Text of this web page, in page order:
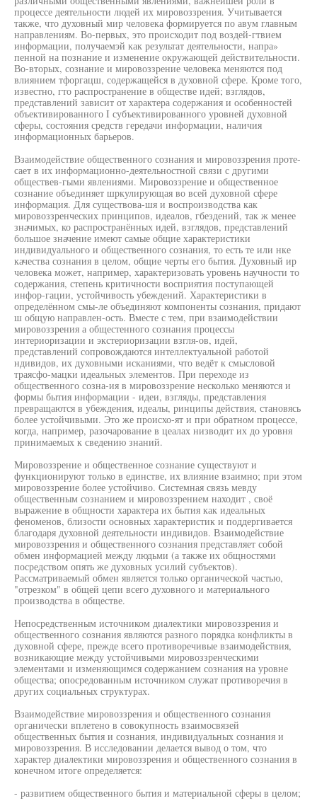
процессе деятельности людей их мировоззрения. Учитывается
также, что духовный мир человека формируется по авум главным
направлениям. Во-первых, это происходит под воздей-гтвием
информации, получаемэй как результат деятельности, напра»
пенной на познание и изменение окружающей действительности.
Во-вторых, сознание и мировоззрение человека меняются под
влиянием тфоргацш, содержащейся в духовной сфере. Кроме того,
известно, гто распространение в обществе идей; взглядов,
представлений зависит от характера содержания и особенностей
объективированного I субъективированного уровней духовной
сферы, состояния средств гередачи информации, наличия
информационных барьеров.
Взаимодействие общественного сознания и мировоззрения проте-
сает в их информационно-деятельностной связи с другими
обществев-гыми явлениями. Мировоззрение и общественное
сознание объединяет шркулирующая во всей духовной сфере
информация. Для существова-шя и воспроизводства как
мировоззренческих принципов, идеалов, гбездений, так ж менее
значимых, ко распространённых идей, взглядов, представлений
большое значение имеют самые общие характеристики
индивидуального и общественного сознания, то есть те или нке
качества сознания в целом, общие черты его бытия. Духовный ир
человека может, например, характеризовать уровень научности то
содержания, степень критичности восприятия поступающей
инфор-гации, устойчивость убеждений. Характеристики в
определённом смы-ле объединяют компоненты сознания, придают
ш общую направлен-ость. Вместе с тем, при взаимодействии
мировоззрения а общестенного сознания процессы
интериоризации и экстериоризации взгля-ов, идей,
представлений сопровождаются интеллектуальной работой
ндивидов, их духовными исканиями, что ведёт к смысловой
траясфо-мацки идеальных элементов. При переходе из
общественного созна-ия в мировоззрение несколько меняются и
формы бытия информации - идеи, взгляды, представления
превращаются в убеждения, идеалы, ринципы действия, становясь
более устойчивыми. Это же происхо-ят и при обратном процессе,
когда, например, разочарование в цеалах низводит их до уровня
принимаемых к сведению знаний.
Мировоззрение и общественное сознание существуют и
функционируют только в единстве, их влияние взаимно; при этом
мировоззрение более устойчиво. Системная связь мевду
общественным сознанием и мировоззрением находит , своё
выражение в общности характера их бытия как идеальных
феноменов, близости основных характеристик и поддергивается
благодаря духовной деятельности индивидов. Взаимодействие
мировоззрения и общественного сознания представляет собой
обмен информацией между людьми (а также их общностями
посредством опять же духовных усилий субъектов).
Рассматриваемый обмен является только органической частью,
"отрезком" в общей цепи всего духовного и материального
производства в обществе.
Непосредственным источником диалектики мировоззрения и
общественного сознания являются разного порядка конфликты в
духовной сфере, прежде всего противоречивые взаимодействия,
возникающие между устойчивыми мировоззренческими
элементами и изменяющимся содержанием сознания на уровне
общества; опосредованным источником служат противоречия в
других социальных структурах.
Взаимодействие мировоззрения и общественного сознания
органически вплетено в совокупность взаимосвязей
общественных бытия и сознания, индивидуальных сознания и
мировоззрения. В исследовании делается вывод о том, что
характер диалектики мировоззрения и общественного сознания в
конечном итоге определяется:
- развитием общественного бытия и материальной сферы в целом;